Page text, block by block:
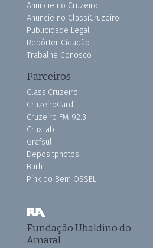
Anuncie no Cruzeiro
Anuncie no ClassiCruzeiro
Publicidade Legal
Repórter Cidadão
Trabalhe Conosco
Parceiros
ClassiCruzeiro
CruzeiroCard
Cruzeiro FM 92.3
CruxLab
Grafsul
Depositphotos
Burh
Pink do Bem OSSEL
Fundação Ubaldino do
Amaral